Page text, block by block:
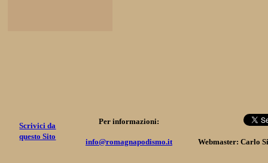
Scrivici da
questo Sito
Per informazioni:
info@romagnapodismo.it Webmaster: Carlo